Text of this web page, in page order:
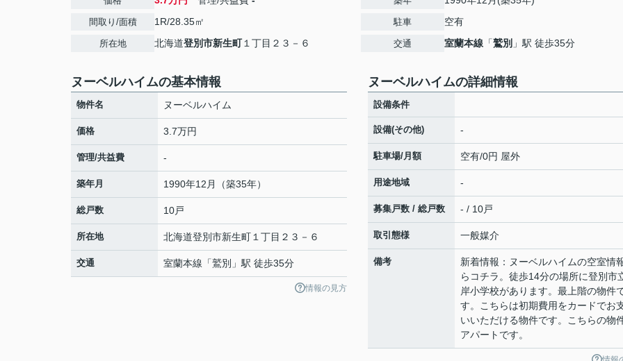
間取り/面積 1R/28.35㎡
所在地 北海道登別市新生町１丁目２３－６
駐車 空有
交通 室蘭本線 「鷲別 」駅 徒歩35分
ヌーベルハイムの基本情報
物件名 ヌーベルハイム
価格 3.7万円
管理/共益費 -
築年月 1990年12月（築35年）
総戸数 10戸
所在地 北海道登別市新生町 １丁目２３－６
交通 室蘭本線 「鷲別 」駅 徒歩35分
情報の見方
ヌーベルハイムの詳細情報
設備条件
設備(その他) -
駐車場/月額 空有/0円 屋外
用途地域 -
募集戸数 / 総戸数 - / 10戸
取引態様 一般媒介
備考
新着情報：ヌーベルハイムの空室情
らコチラ。徒歩14分の場所に登別市
岸小学校があります。最上階の物件
す。こちらは初期費用をカードでお
いいただける物件です。こちらの物
アパートです。